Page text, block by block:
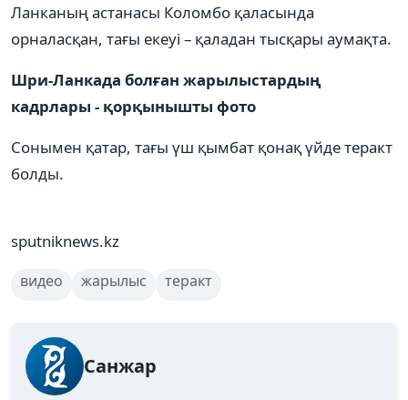
Ланканың астанасы Коломбо қаласында
орналасқан, тағы екеуі – қаладан тысқары аумақта.
Шри-Ланкада болған жарылыстардың
кадрлары - қорқынышты фото
Сонымен қатар, тағы үш қымбат қонақ үйде теракт
болды.
sputniknews.kz
видео жарылыс теракт
Санжар